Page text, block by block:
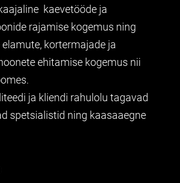
kaevetööde ja
rajamise kogemus ning
kortermajade ja
ehitamise kogemus nii
ja kliendi rahulolu tagavad
spetsialistid ning kaasaaegne